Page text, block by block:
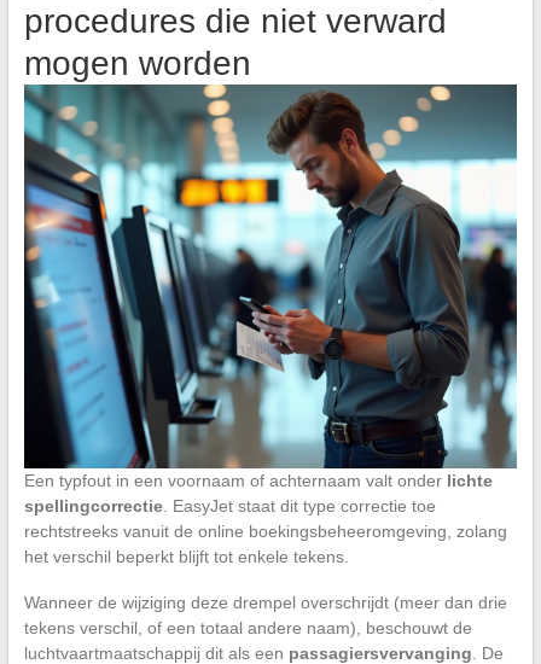
procedures die niet verward
mogen worden
Een typfout in een voornaam of achternaam valt onder lichte
spellingcorrectie. EasyJet staat dit type correctie toe
rechtstreeks vanuit de online boekingsbeheeromgeving, zolang
het verschil beperkt blijft tot enkele tekens.
Wanneer de wijziging deze drempel overschrijdt (meer dan drie
tekens verschil, of een totaal andere naam), beschouwt de
luchtvaartmaatschappij dit als een passagiersvervanging . De